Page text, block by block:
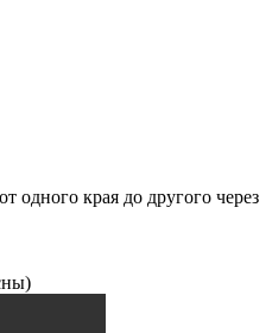
одного края до другого через